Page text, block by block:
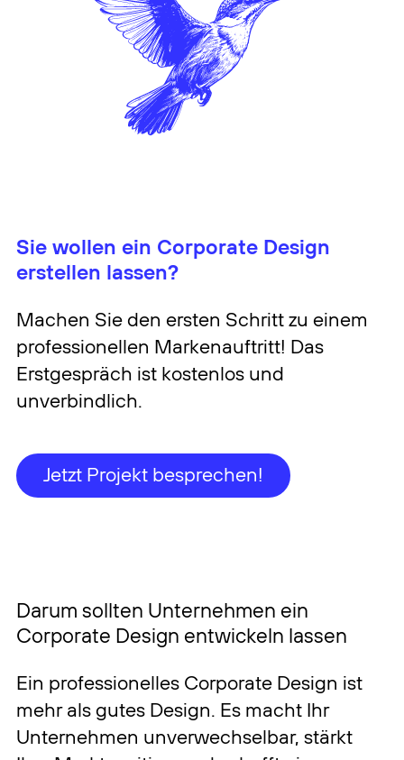
Sie wollen ein Corporate Design
erstellen lassen?
Machen Sie den ersten Schritt zu einem
professionellen Markenauftritt! Das
Erstgespräch ist kostenlos und
unverbindlich.
Jetzt Projekt besprechen!
Darum sollten Unternehmen ein
Corporate Design entwickeln lassen
Ein professionelles Corporate Design ist
mehr als gutes Design. Es macht Ihr
Unternehmen unverwechselbar, stärkt